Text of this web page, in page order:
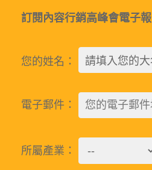
訂閱內容行銷高峰會電子報
您的姓名：
電子郵件：
所屬產業：